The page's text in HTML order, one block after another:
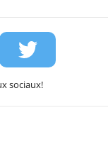
sociaux!